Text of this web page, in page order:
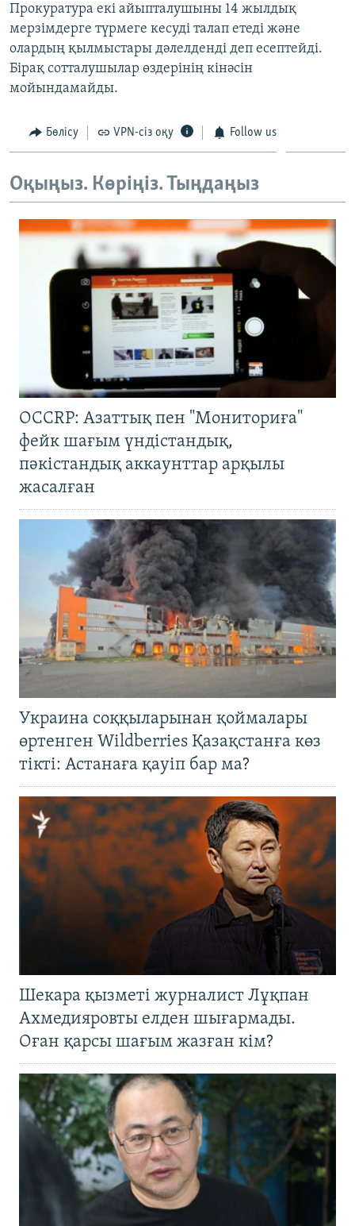
Прокуратура екі айыпталушыны 14 жылдық
мерзімдерге түрмеге кесуді талап етеді және
олардың қылмыстары дәлелденді деп есептейді.
Бірақ сотталушылар өздерінің кінәсін
мойындамайды.
Бөлісу VPN-сіз оқу Follow us
Оқыңыз. Көріңіз. Тыңдаңыз
OCCRP: Азаттық пен "Мониториға"
фейк шағым үндістандық,
пәкістандық аккаунттар арқылы
жасалған
Украина соққыларынан қоймалары
өртенген Wildberries Қазақстанға көз
тікті: Астанаға қауіп бар ма?
Шекара қызметі журналист Лұқпан
Ахмедияровты елден шығармады.
Оған қарсы шағым жазған кім?